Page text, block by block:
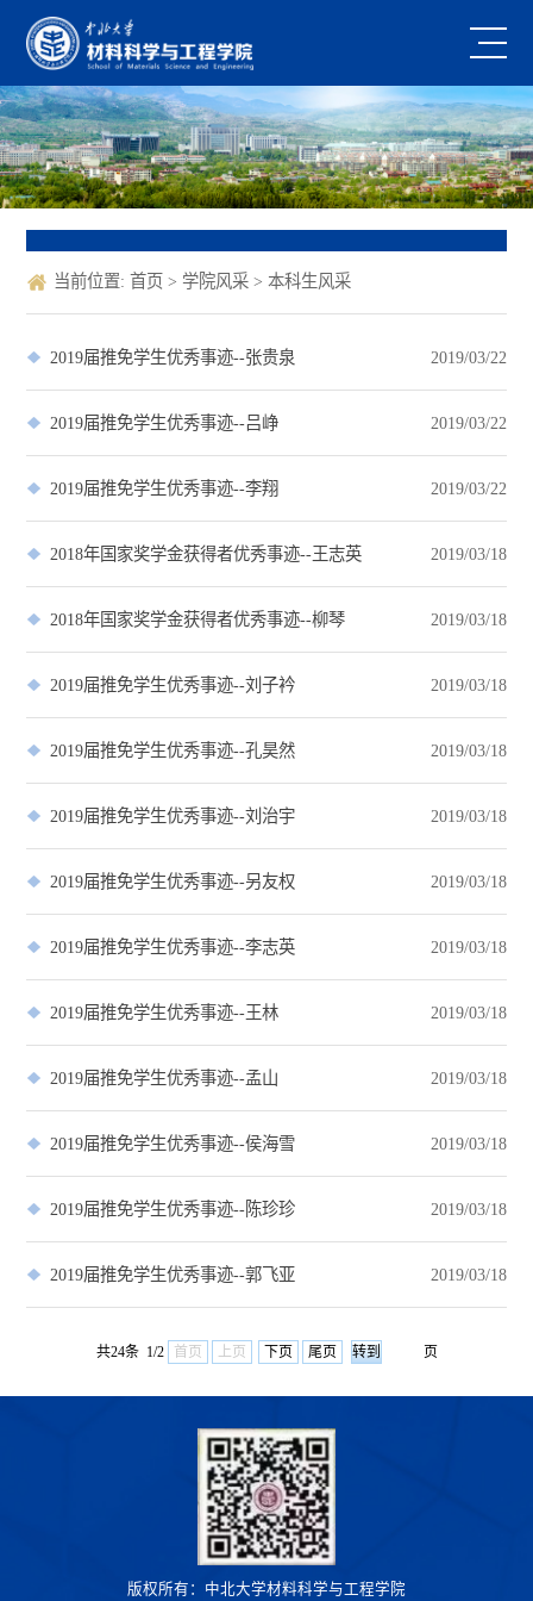
当前位置: 首页 > 学院风采 > 本科生风采
2019届推免学生优秀事迹--张贵泉 2019/03/22
2019届推免学生优秀事迹--吕峥 2019/03/22
2019届推免学生优秀事迹--李翔 2019/03/22
2018年国家奖学金获得者优秀事迹--王志英 2019/03/18
2018年国家奖学金获得者优秀事迹--柳琴 2019/03/18
2019届推免学生优秀事迹--刘子衿 2019/03/18
2019届推免学生优秀事迹--孔昊然 2019/03/18
2019届推免学生优秀事迹--刘治宇 2019/03/18
2019届推免学生优秀事迹--另友权 2019/03/18
2019届推免学生优秀事迹--李志英 2019/03/18
2019届推免学生优秀事迹--王林 2019/03/18
2019届推免学生优秀事迹--孟山 2019/03/18
2019届推免学生优秀事迹--侯海雪 2019/03/18
2019届推免学生优秀事迹--陈珍珍 2019/03/18
2019届推免学生优秀事迹--郭飞亚 2019/03/18
共24条 1/2 首页 上页 下页 尾页 页
版权所有：中北大学材料科学与工程学院